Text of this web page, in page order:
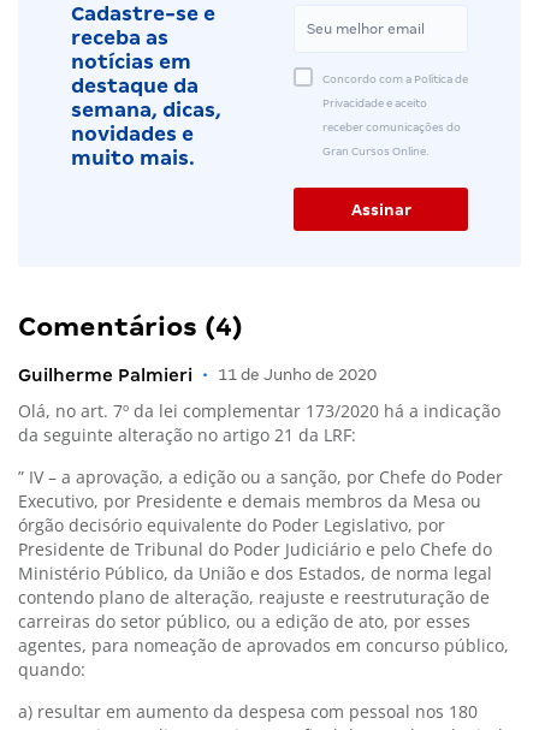
Cadastre-se e
receba as
notícias em
destaque da
semana, dicas,
novidades e
muito mais.
Concordo com a Política de
Privacidade e aceito
receber comunicações do
Gran Cursos Online.
Comentários (4)
Guilherme Palmieri • 11 de Junho de 2020
Olá, no art. 7º da lei complementar 173/2020 há a indicação
da seguinte alteração no artigo 21 da LRF:
” IV – a aprovação, a edição ou a sanção, por Chefe do Poder
Executivo, por Presidente e demais membros da Mesa ou
órgão decisório equivalente do Poder Legislativo, por
Presidente de Tribunal do Poder Judiciário e pelo Chefe do
Ministério Público, da União e dos Estados, de norma legal
contendo plano de alteração, reajuste e reestruturação de
carreiras do setor público, ou a edição de ato, por esses
agentes, para nomeação de aprovados em concurso público,
quando:
a) resultar em aumento da despesa com pessoal nos 180